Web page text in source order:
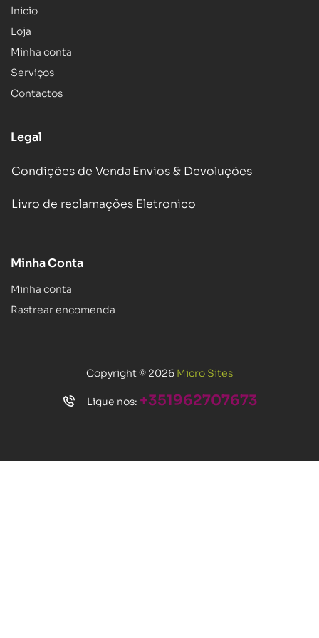
Inicio
Loja
Minha conta
Serviços
Contactos
Legal
Condições de VendaEnvios & Devoluções
Livro de reclamações Eletronico
Minha Conta
Minha conta
Rastrear encomenda
Copyright © 2026 Micro Sites
Ligue nos: +351962707673